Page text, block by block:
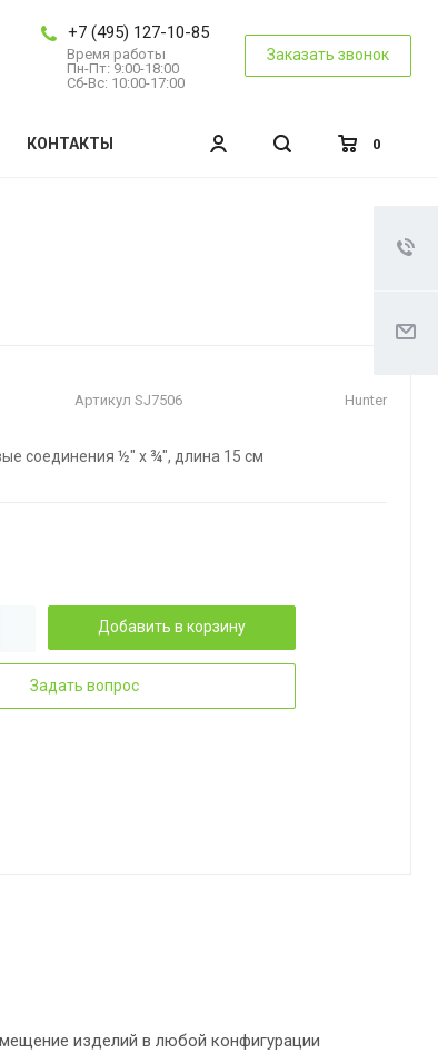
+7 (495) 127-10-85
Время работы
Пн-Пт: 9:00-18:00
Сб-Вс: 10:00-17:00
Заказать звонок
0
КОНТАКТЫ
Артикул SJ7506 Hunter
соединения ½" x ¾", длина 15 см
Добавить в корзину
Задать вопрос
изделий в любой конфигурации